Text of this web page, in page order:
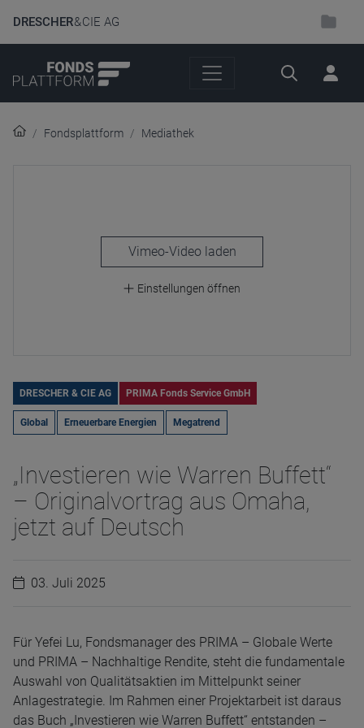
DRESCHER& CIE AG
Suche
Fondsplattform Mediathek
laden
Einstellungen öffnen
DRESCHER & CIE AG PRIMA Fonds Service GmbH
Global Erneuerbare Energien Megatrend
„Investieren wie Warren Buffett“
– Originalvortrag aus Omaha,
jetzt auf Deutsch
03. Juli 2025
Für Yefei Lu, Fondsmanager des PRIMA – Globale Werte
und PRIMA – Nachhaltige Rendite, steht die fundamentale
Auswahl von Qualitätsaktien im Mittelpunkt seiner
Anlagestrategie. Im Rahmen einer Projektarbeit ist daraus
das Buch „Investieren wie Warren Buffett“ entstanden –